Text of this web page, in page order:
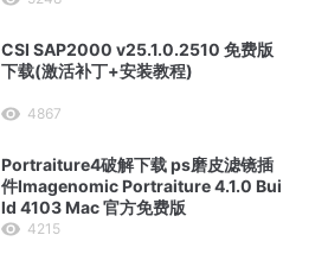
CSI SAP2000 v25.1.0.2510 免费版
下载(激活补丁+安装教程)
4867
Portraiture4破解下载 ps磨皮滤镜插
件Imagenomic Portraiture 4.1.0 Bui
ld 4103 Mac 官方免费版
4215